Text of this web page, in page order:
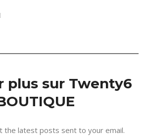
plus sur Twenty6
the latest posts sent to your email.